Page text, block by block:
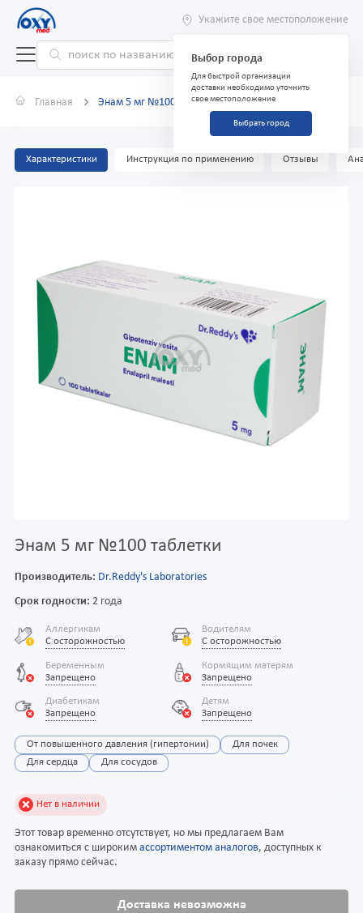
Укажите свое местоположение
Выбор города
Для быстрой организации
доставки необходимо уточнить
свое местоположение
Выбрать город
Главная Энам 5 мг №100 таблетки
Характеристики Инструкция по применению Отзывы
Энам 5 мг №100 таблетки
Производитель: Dr.Reddy's Laboratories
Срок годности: 2 года
Аллергикам
С осторожностью
Водителям
С осторожностью
Беременным
Запрещено
Кормящим матерям
Запрещено
Диабетикам
Запрещено
Детям
Запрещено
От повышенного давления (гипертонии)
Для почек
Для сердца
Для сосудов
Нет в наличии
Этот товар временно отсутствует, но мы предлагаем Вам
ознакомиться с широким ассортиментом аналогов, доступных к
заказу прямо сейчас.
Доставка невозможна